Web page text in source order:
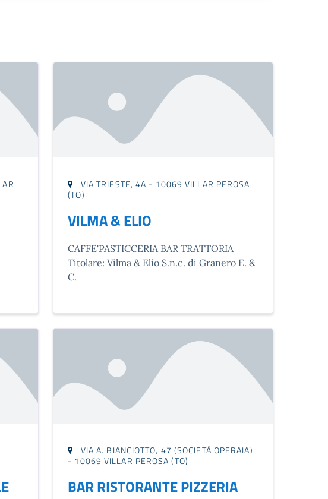
VIA TRIESTE, 4A - 10069 VILLAR PEROSA
(TO)
VILMA & ELIO
CAFFE'PASTICCERIA BAR TRATTORIA
Titolare: Vilma & Elio S.n.c. di Granero E. &
C.
VIA A. BIANCIOTTO, 47 (SOCIETÀ OPERAIA)
- 10069 VILLAR PEROSA (TO)
BAR RISTORANTE PIZZERIA